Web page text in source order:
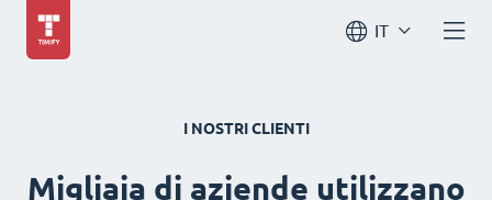
IT
I NOSTRI CLIENTI
Migliaia di aziende utilizzano